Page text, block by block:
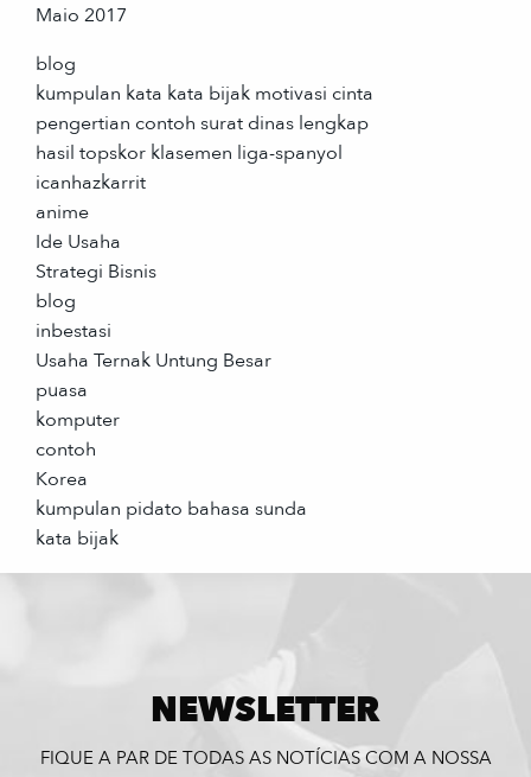
Maio 2017
blog
kumpulan kata kata bijak motivasi cinta
pengertian contoh surat dinas lengkap
hasil topskor klasemen liga-spanyol
icanhazkarrit
anime
Ide Usaha
Strategi Bisnis
blog
inbestasi
Usaha Ternak Untung Besar
puasa
komputer
contoh
Korea
kumpulan pidato bahasa sunda
kata bijak
NEWSLETTER
FIQUE A PAR DE TODAS AS NOTÍCIAS COM A NOSSA